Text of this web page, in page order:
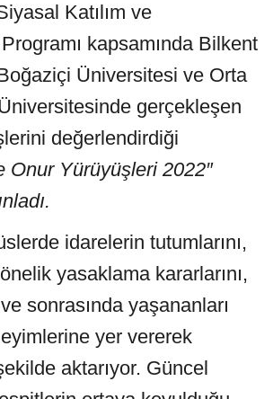
Katılım ve
kapsamında Bilkent
Üniversitesi ve Orta
gerçekleşen
değerlendirdiği
Onur Yürüyüşleri 2022″
idarelerin tutumlarını,
yasaklama kararlarını,
sonrasında yaşananları
yer vererek
aktarıyor. Güncel